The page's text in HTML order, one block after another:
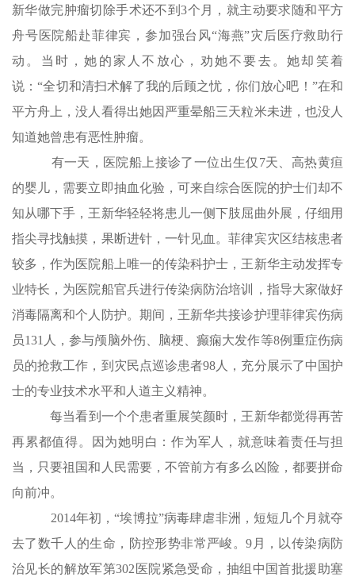
新华做完肿瘤切除手术还不到3个月，就主动要求随和平方
舟号医院船赴菲律宾，参加强台风“海燕”灾后医疗救助行
动。当时，她的家人不放心，劝她不要去。她却笑着
说：“全切和清扫术解了我的后顾之忧，你们放心吧！”在和
平方舟上，没人看得出她因严重晕船三天粒米未进，也没人
知道她曾患有恶性肿瘤。
有一天，医院船上接诊了一位出生仅7天、高热黄疸
的婴儿，需要立即抽血化验，可来自综合医院的护士们却不
知从哪下手，王新华轻轻将患儿一侧下肢屈曲外展，仔细用
指尖寻找触摸，果断进针，一针见血。菲律宾灾区结核患者
较多，作为医院船上唯一的传染科护士，王新华主动发挥专
业特长，为医院船官兵进行传染病防治培训，指导大家做好
消毒隔离和个人防护。期间，王新华共接诊护理菲律宾伤病
员131人，参与颅脑外伤、脑梗、癫痫大发作等8例重症伤病
员的抢救工作，到灾民点巡诊患者98人，充分展示了中国护
士的专业技术水平和人道主义精神。
每当看到一个个患者重展笑颜时，王新华都觉得再苦
再累都值得。因为她明白：作为军人，就意味着责任与担
当，只要祖国和人民需要，不管前方有多么凶险，都要拼命
向前冲。
2014年初，“埃博拉”病毒肆虐非洲，短短几个月就夺
去了数千人的生命，防控形势非常严峻。9月，以传染病防
治见长的解放军第302医院紧急受命，抽组中国首批援助塞